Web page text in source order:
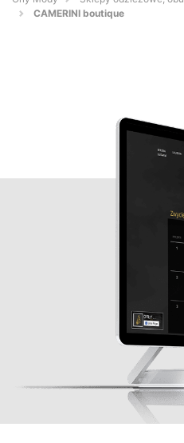
CAMERINI boutique